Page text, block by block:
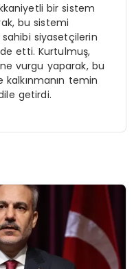
bir sistem
bu sistemi
siyasetçilerin
etti. Kurtulmuş,
vurgu yaparak, bu
kalkınmanın temin
getirdi.